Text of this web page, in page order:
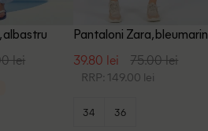
albastru
lei
Pantaloni Zara, bleumarin
39.80 lei 75.00 lei
RRP: 149.00 lei
34 36